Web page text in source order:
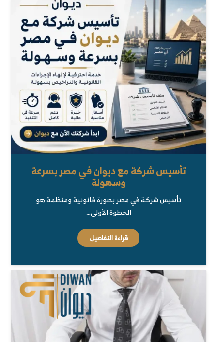
تأسيس شركة مع ديوان في مصر بسرعة
وسهولة
تأسيس شركة في مصر بصورة قانونية ومنظمة هو
الخطوة الأولى…
قراءة التفاصيل